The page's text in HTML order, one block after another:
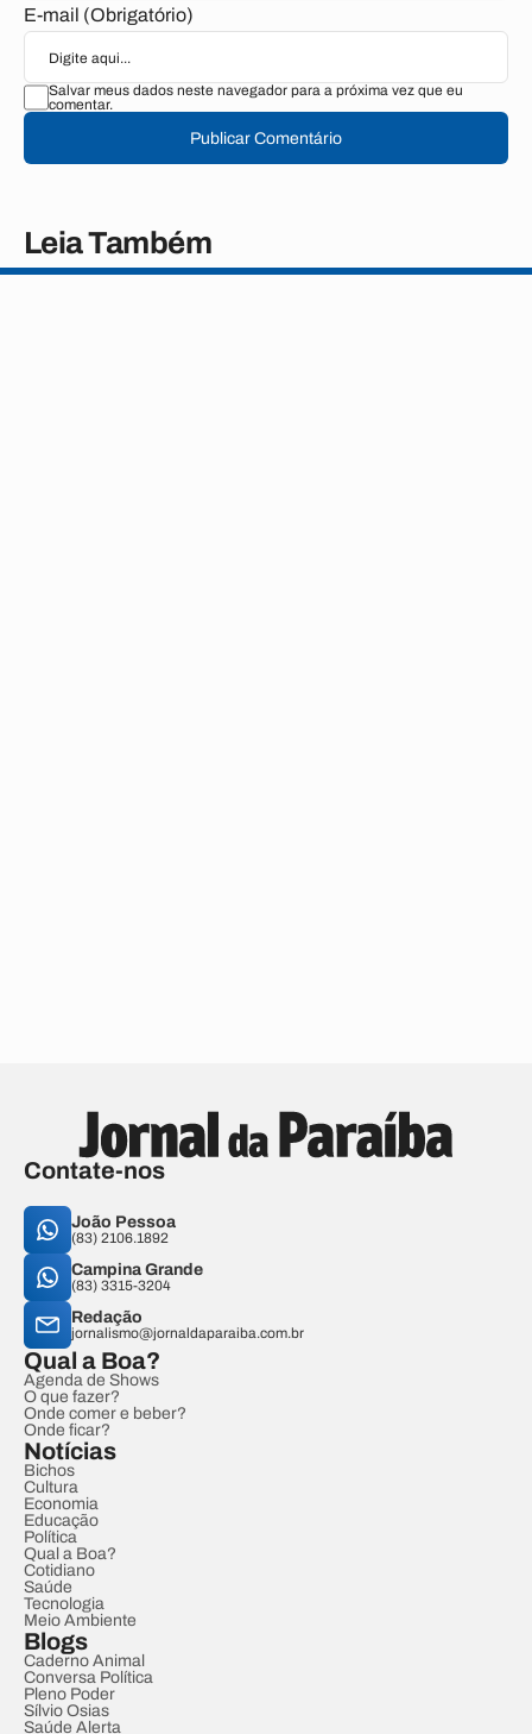
E-mail (Obrigatório)
Salvar meus dados neste navegador para a próxima vez que eu
comentar.
Publicar Comentário
Leia Também
Contate-nos
João Pessoa
(83) 2106.1892
Campina Grande
(83) 3315-3204
Redação
jornalismo@jornaldaparaiba.com.br
Qual a Boa?
Agenda de Shows
O que fazer?
Onde comer e beber?
Onde ficar?
Notícias
Bichos
Cultura
Economia
Educação
Política
Qual a Boa?
Cotidiano
Saúde
Tecnologia
Meio Ambiente
Blogs
Caderno Animal
Conversa Política
Pleno Poder
Sílvio Osias
Saúde Alerta